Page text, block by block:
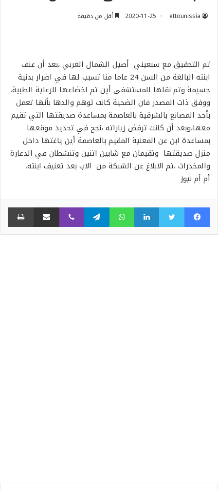
ettounissia
2020-11-25 أقل من دقيقة
تم التحقيق مع سبعيني أصيل الشمال الغربي ،بعد أن عنف
ابنته البالغة من السن 24 عاما منا تسبب لها في اضرار بدنية
جسيمة وتم نقلها للمستشفى أين تم اخضاعها للرعاية الطبية.
ووفق ذات المصدر فان الضحية كانت توهم والدها بأنها تعمل
بأحد المصانع بالشرقية بالعاصمة بمساعدة صديقتها التي تقيم
معها،وبعد أن كانت ترفض زياراته ،نجح في تحديد موقعها
بمساعدة ابن عن المعنية المقيم بالعاصمة أين ياغتها داخل
منزل صديقتها وتقيمان مع شابين اثنين وتنشطان في الدعارة
والمخدرات ،تم الابلاغ عن الشبكة من الاب بعد تعنيف ابنته.
أم أم نيوز
فيسبوك تويتر لينكدإن واتساب تيلقرام ڤايبر مشاركة عبر البريد